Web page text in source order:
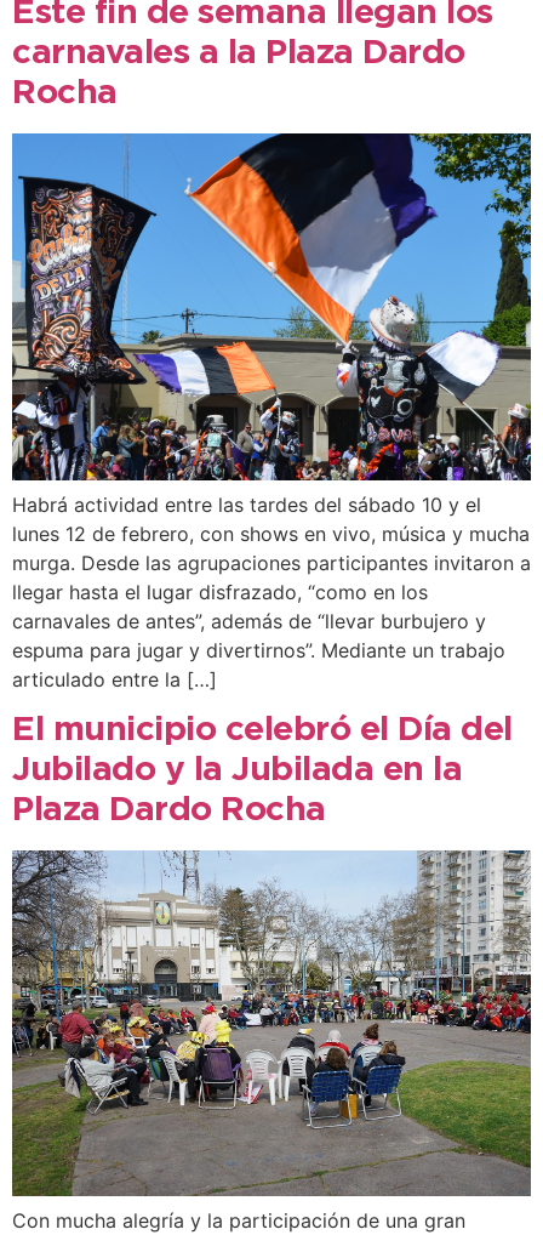
Este fin de semana llegan los
carnavales a la Plaza Dardo
Rocha
Habrá actividad entre las tardes del sábado 10 y el
lunes 12 de febrero, con shows en vivo, música y mucha
murga. Desde las agrupaciones participantes invitaron a
llegar hasta el lugar disfrazado, “como en los
carnavales de antes”, además de “llevar burbujero y
espuma para jugar y divertirnos”. Mediante un trabajo
articulado entre la […]
El municipio celebró el Día del
Jubilado y la Jubilada en la
Plaza Dardo Rocha
Con mucha alegría y la participación de una gran